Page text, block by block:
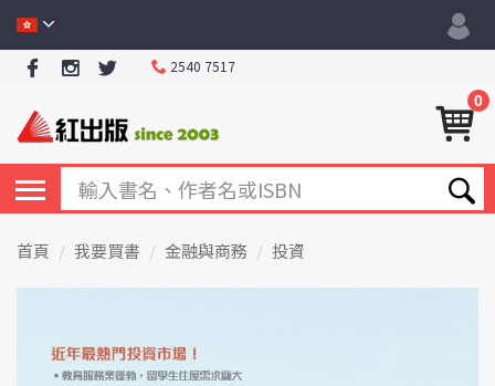
2540 7517
0
首頁 我要買書 金融與商務 投資